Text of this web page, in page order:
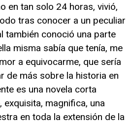
en tan solo 24 horas, vivió,
tras conocer a un peculiar
también conoció una parte
misma sabía que tenía, me
a equivocarme, que sería
de más sobre la historia en
es una novela corta
exquisita, magnifica, una
en toda la extensión de la